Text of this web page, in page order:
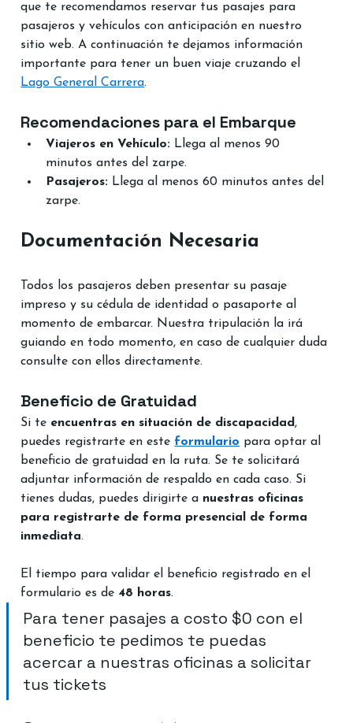
que te recomendamos reservar tus pasajes para
pasajeros y vehículos con anticipación en nuestro
sitio web. A continuación te dejamos información
importante para tener un buen viaje cruzando el
Lago General Carrera.
Recomendaciones para el Embarque
Viajeros en Vehículo: Llega al menos 90
minutos antes del zarpe.
Pasajeros: Llega al menos 60 minutos antes del
zarpe.
Documentación Necesaria
Todos los pasajeros deben presentar su pasaje
impreso y su cédula de identidad o pasaporte al
momento de embarcar. Nuestra tripulación la irá
guiando en todo momento, en caso de cualquier duda
consulte con ellos directamente.
Beneficio de Gratuidad
Si te encuentras en situación de discapacidad ,
puedes registrarte en este formulario para optar al
beneficio de gratuidad en la ruta. Se te solicitará
adjuntar información de respaldo en cada caso. Si
tienes dudas, puedes dirigirte a nuestras oficinas
para registrarte de forma presencial de forma
inmediata.
El tiempo para validar el beneficio registrado en el
formulario es de 48 horas.
Para tener pasajes a costo $0 con el
beneficio te pedimos te puedas
acercar a nuestras oficinas a solicitar
tus tickets